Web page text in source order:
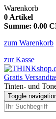
Warenkorb
0 Artikel
Summe: 0.00
zum Warenkorb
zur Kasse
Gratis
Tinten- und
Toggle